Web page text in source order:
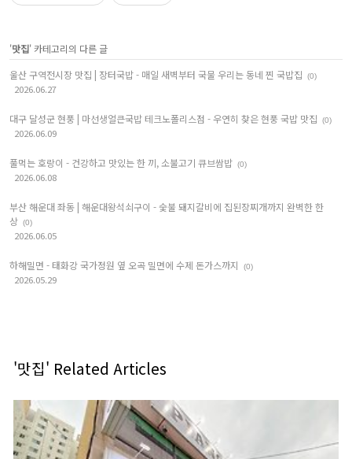
'맛집' 카테고리의 다른 글
울산 구역전시장 맛집 | 장터국밥 - 매일 새벽부터 국물 우리는 동네 찐 국밥집
(0)
2026.06.27
대구 달성군 현풍 | 마선생얼큰국밥 테크노폴리스점 - 우연히 찾은 현풍 국밥 맛집 (0)
2026.06.09
풀먹는 호랑이 - 건강하고 맛있는 한 끼, 소불고기 큐브쌈밥 (0)
2026.06.08
부산 해운대 좌동 | 해운대왕석쇠구이 - 숯불 돼지갈비에 집된장찌개까지 완벽한 한
상 (0)
2026.06.05
하해밀면 - 태화강 국가정원 옆 오곡 밀면에 수제 돈가스까지 (0)
2026.05.29
'맛집' Related Articles